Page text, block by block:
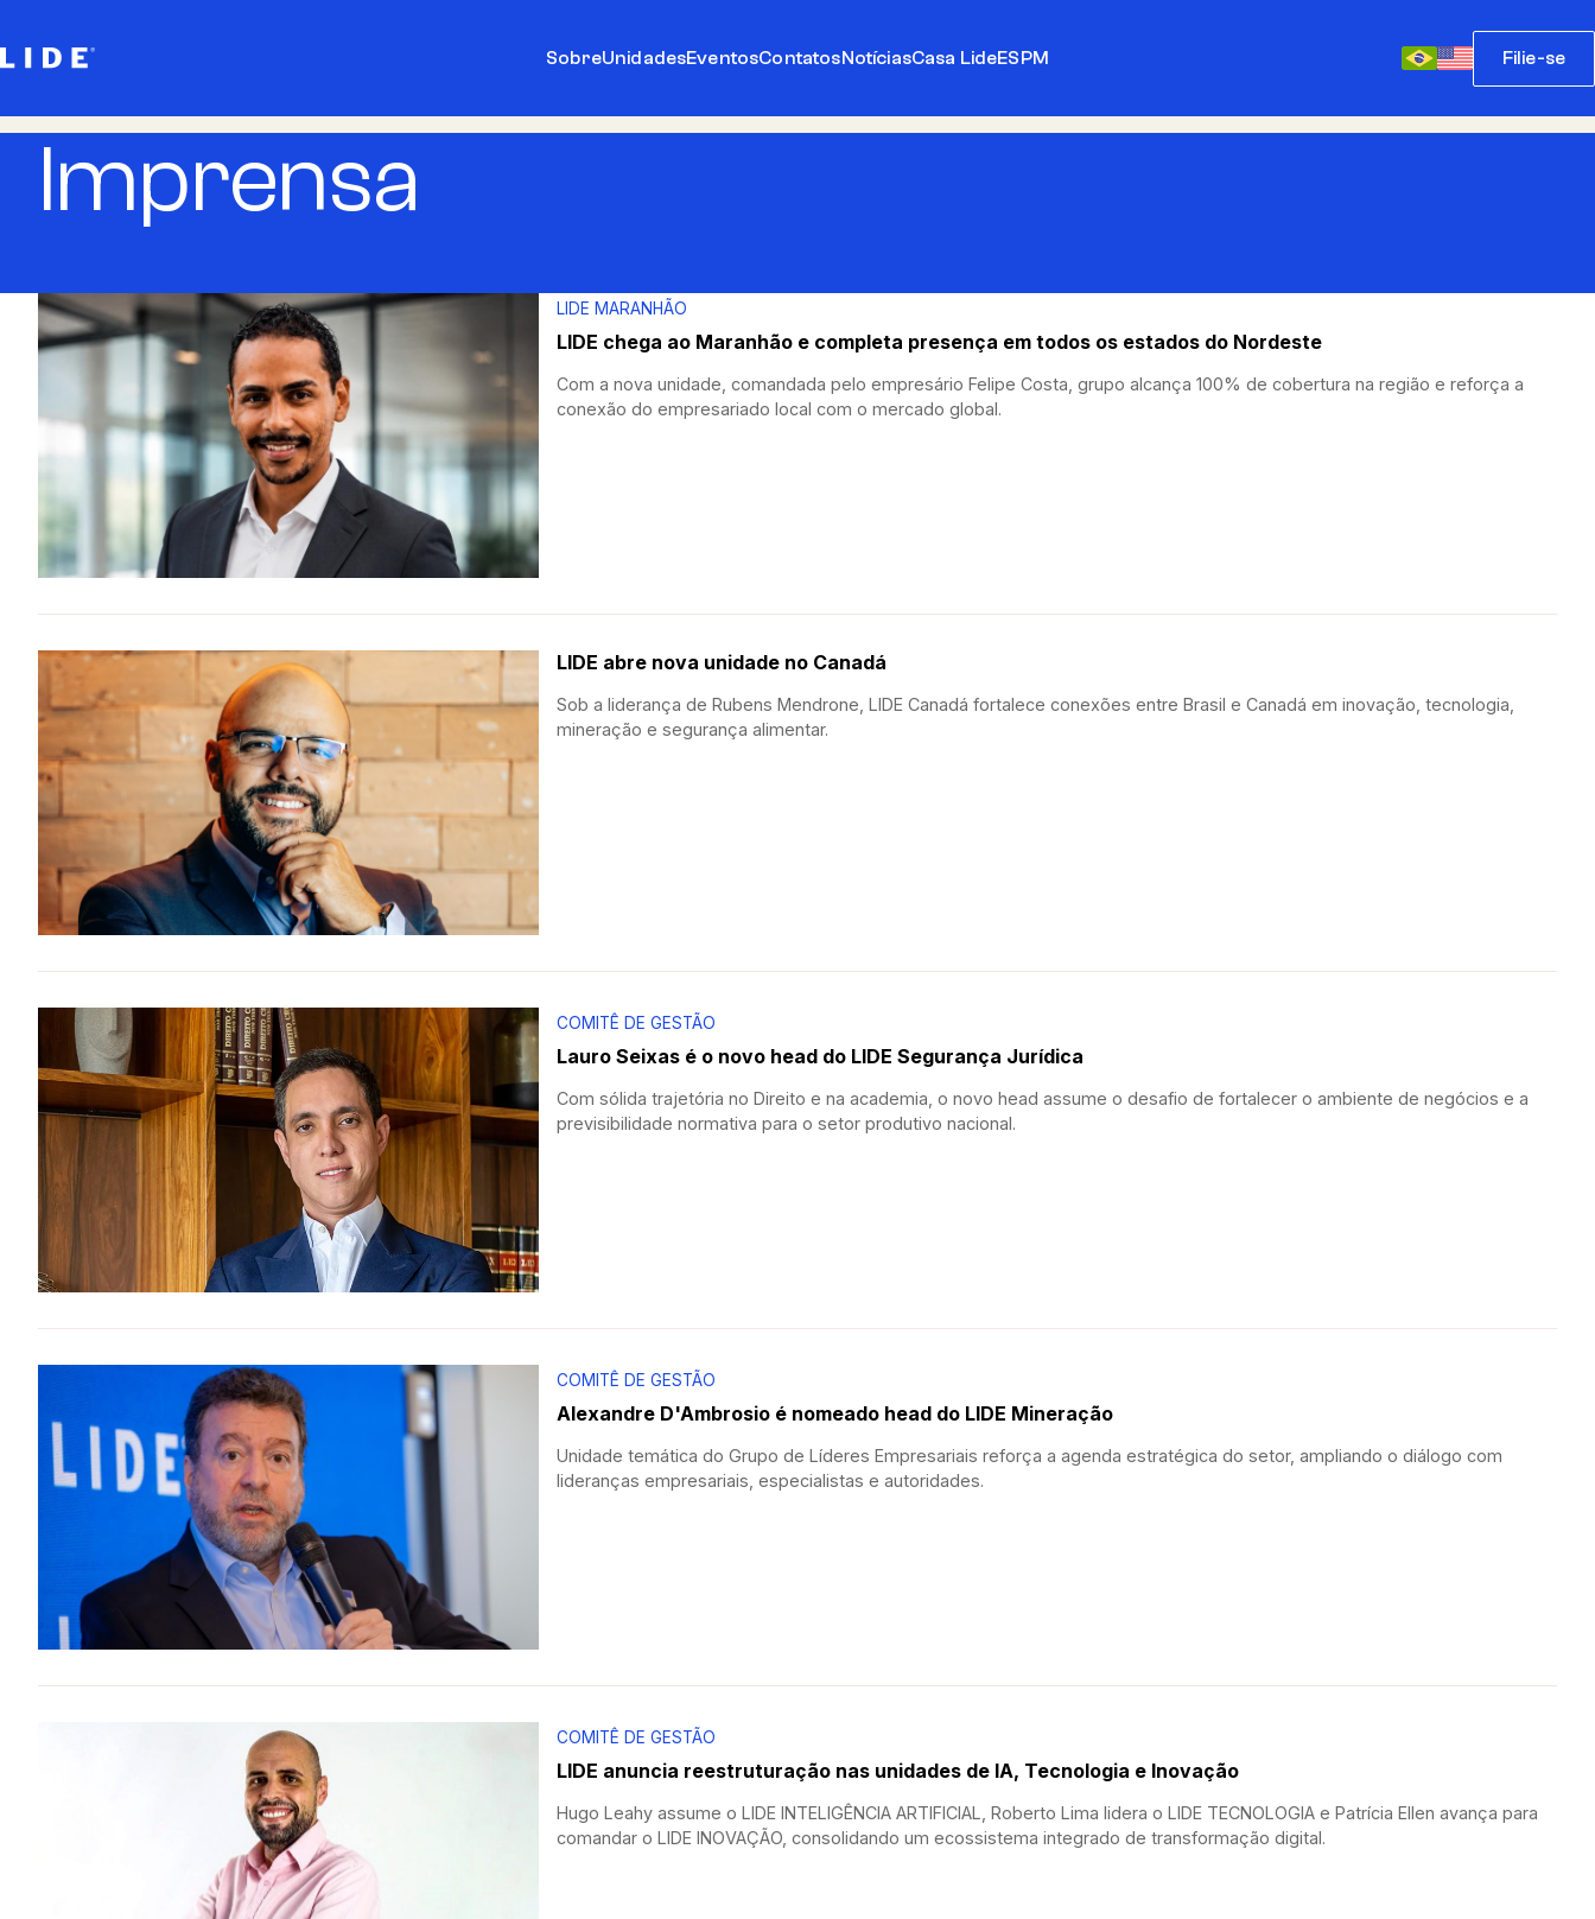
SobreUnidadesEventosContatosNotíciasCasa LideESPM Filie-se
Imprensa
LIDE MARANHÃO
LIDE chega ao Maranhão e completa presença em todos os estados do Nordeste
Com a nova unidade, comandada pelo empresário Felipe Costa, grupo alcança 100% de cobertura na região e reforça a
conexão do empresariado local com o mercado global.
LIDE abre nova unidade no Canadá
Sob a liderança de Rubens Mendrone, LIDE Canadá fortalece conexões entre Brasil e Canadá em inovação, tecnologia,
mineração e segurança alimentar.
COMITÊ DE GESTÃO
Lauro Seixas é o novo head do LIDE Segurança Jurídica
Com sólida trajetória no Direito e na academia, o novo head assume o desafio de fortalecer o ambiente de negócios e a
previsibilidade normativa para o setor produtivo nacional.
COMITÊ DE GESTÃO
Alexandre D'Ambrosio é nomeado head do LIDE Mineração
Unidade temática do Grupo de Líderes Empresariais reforça a agenda estratégica do setor, ampliando o diálogo com
lideranças empresariais, especialistas e autoridades.
COMITÊ DE GESTÃO
LIDE anuncia reestruturação nas unidades de IA, Tecnologia e Inovação
Hugo Leahy assume o LIDE INTELIGÊNCIA ARTIFICIAL, Roberto Lima lidera o LIDE TECNOLOGIA e Patrícia Ellen avança para
comandar o LIDE INOVAÇÃO, consolidando um ecossistema integrado de transformação digital.